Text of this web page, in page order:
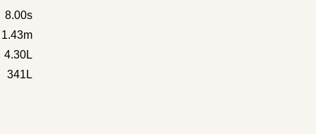
8.00s
4.30L
341L